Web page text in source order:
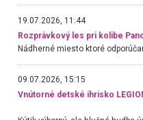
19.07.2026, 11:44
Rozprávkový les pri kolibe
09.07.2026, 15:15
Vnútorné detské ihrisko